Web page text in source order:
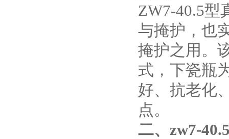
ZW7-40.5型
与掩护，也
掩护之用。
式，下瓷瓶
好、抗老化
点。
二、 zw7-